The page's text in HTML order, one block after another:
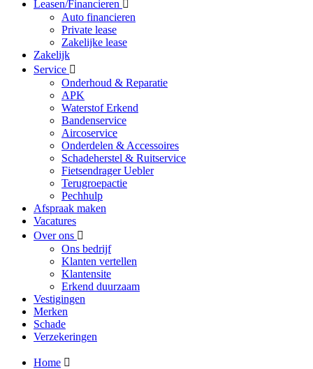
Leasen/Financieren
Auto financieren
Private lease
Zakelijke lease
Zakelijk
Service
Onderhoud & Reparatie
APK
Waterstof Erkend
Bandenservice
Aircoservice
Onderdelen & Accessoires
Schadeherstel & Ruitservice
Fietsendrager Uebler
Terugroepactie
Pechhulp
Afspraak maken
Vacatures
Over ons
Ons bedrijf
Klanten vertellen
Klantensite
Erkend duurzaam
Vestigingen
Merken
Schade
Verzekeringen
Home